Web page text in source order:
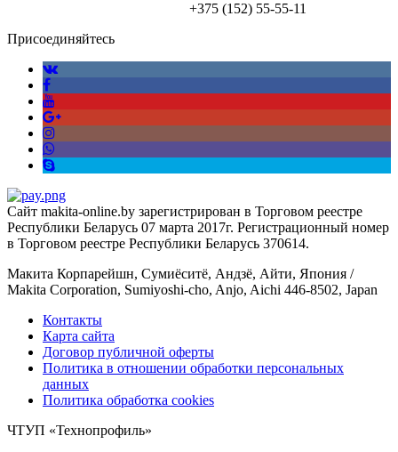
+375 (152) 55-55-11
Присоединяйтесь
Сайт makita-online.by зарегистрирован в Торговом реестре
Республики Беларусь 07 марта 2017г. Регистрационный номер
в Торговом реестре Республики Беларусь 370614.
Макита Корпарейшн, Сумиёситё, Андзё, Айти, Япония /
Makita Corporation, Sumiyoshi-cho, Anjo, Aichi 446-8502, Japan
Контакты
Карта сайта
Договор публичной оферты
Политика в отношении обработки персональных
данных
Политика обработка cookies
ЧТУП «Технопрофиль»